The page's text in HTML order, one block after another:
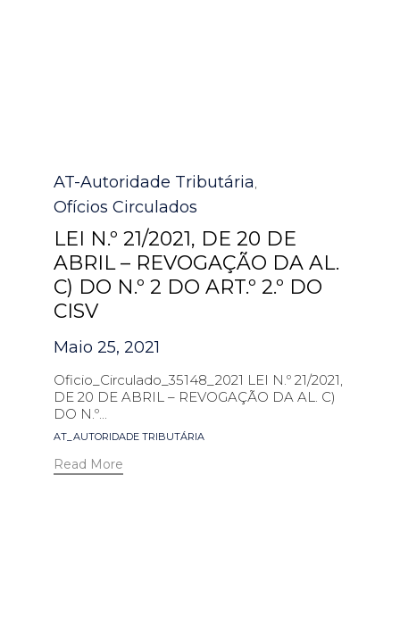
Category
AT-Autoridade Tributária,
Ofícios Circulados
LEI N.º 21/2021, DE 20 DE
ABRIL – REVOGAÇÃO DA AL.
C) DO N.º 2 DO ART.º 2.º DO
CISV
Maio 25, 2021
Oficio_Circulado_35148_2021 LEI N.º 21/2021,
DE 20 DE ABRIL – REVOGAÇÃO DA AL. C)
DO N.º...
Tags
AT_AUTORIDADE TRIBUTÁRIA
Read More